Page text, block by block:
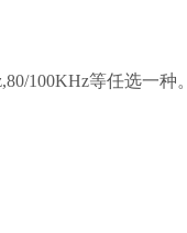
100KHz等任选一种。